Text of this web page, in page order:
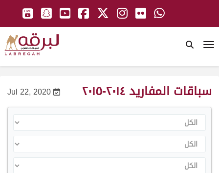
Jul 22, 2020 سباقات المفاريد ٢٠١٤-٢٠١٥
الكل
الكل
الكل